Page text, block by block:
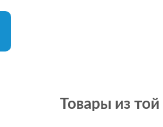
Товары из